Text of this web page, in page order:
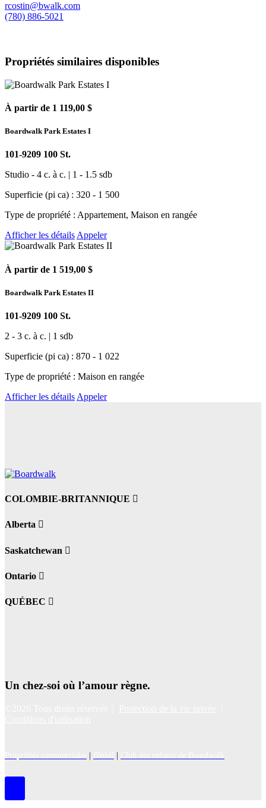
rcostin@bwalk.com
(780) 886-5021
Propriétés similaires disponibles
À partir de 1 119,00 $
Boardwalk Park Estates I
101-9209 100 St.
Studio - 4 c. à c. | 1 - 1.5 sdb
Superficie (pi ca) : 320 - 1 500
Type de propriété : Appartement, Maison en rangée
Afficher les détails Appeler
À partir de 1 519,00 $
Boardwalk Park Estates II
101-9209 100 St.
2 - 3 c. à c. | 1 sdb
Superficie (pi ca) : 870 - 1 022
Type de propriété : Maison en rangée
Afficher les détails Appeler
COLOMBIE-BRITANNIQUE
Alberta
Saskatchewan
Ontario
QUÉBEC
Un chez-soi où l’amour règne.
| |